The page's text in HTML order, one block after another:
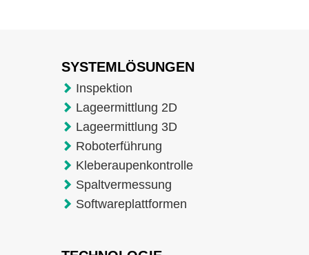
SYSTEMLÖSUNGEN
Inspektion
Lageermittlung 2D
Lageermittlung 3D
Roboterführung
Kleberaupenkontrolle
Spaltvermessung
Softwareplattformen